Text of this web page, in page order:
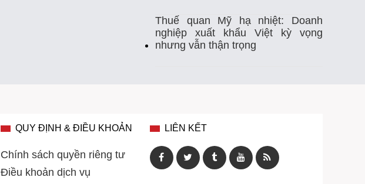
Tự Ghi Nhiệt Độ Vasep Việt Nam
Xuất Khẩu Thuỷ Sản Việt Nam
Thuế quan Mỹ hạ nhiệt: Doanh
nghiệp xuất khẩu Việt kỳ vọng
nhưng vẫn thận trọng
QUY ĐỊNH & ĐIỀU KHOẢN
Chính sách quyền riêng tư
Điều khoản dịch vụ
LIÊN KẾT